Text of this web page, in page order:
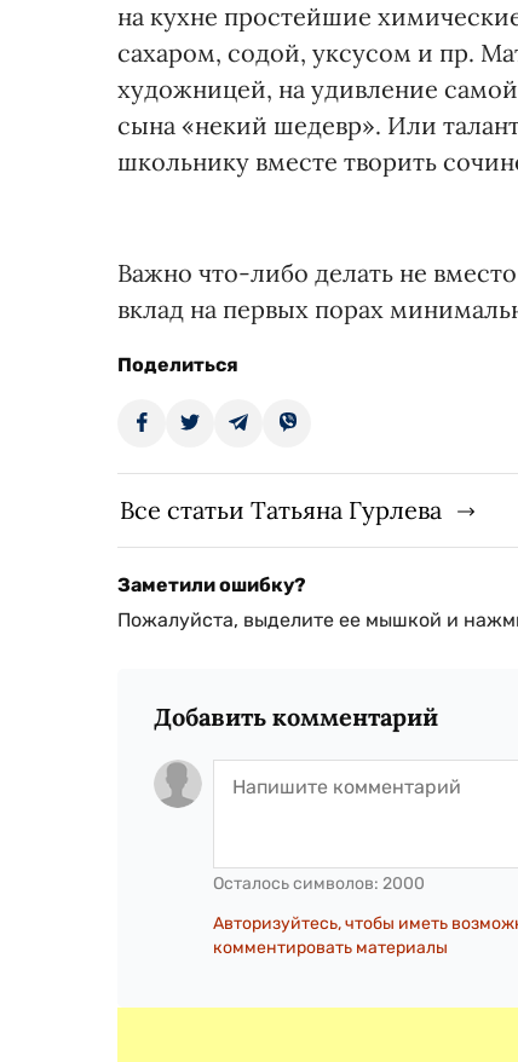
на кухне простейшие
сахаром, содой, уксусом и пр.
художницей, на удивление
сына «некий шедевр». Или
школьнику вместе творить
Важно что-либо делать не
вклад на первых порах
Поделиться
Все статьи Татьяна Гурлева
Заметили ошибку?
Пожалуйста, выделите ее мышкой и
Добавить комментарий
Осталось символов: 2000
Авторизуйтесь, чтобы иметь
комментировать материалы